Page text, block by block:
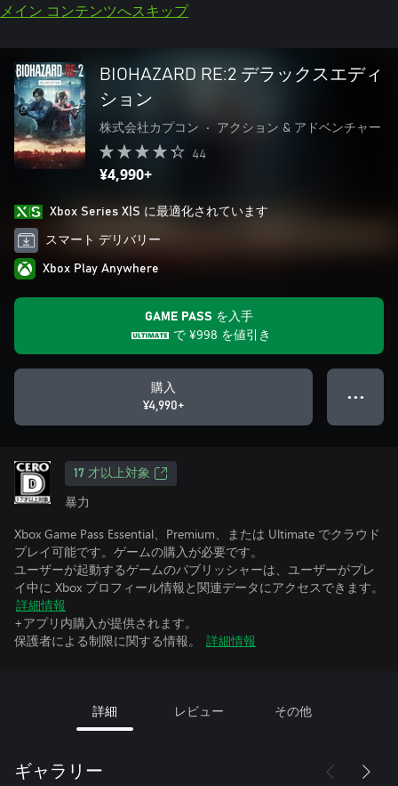
メイン コンテンツへスキップ
BIOHAZARD RE:2 デラックスエディ
ション
株式会社カプコン • アクション & アドベンチャー
44
¥4,990+
Xbox Series X|S に最適化されています
スマート デリバリー
Xbox Play Anywhere
GAME PASS を入手
で ¥998 を値引き
購入
¥4,990+
● ● ●
17 才以上対象
暴力
Xbox Game Pass Essential、Premium、または Ultimate でクラウド
プレイ可能です。ゲームの購入が必要です。
ユーザーが起動するゲームのパブリッシャーは、ユーザーがプレ
イ中に Xbox プロフィール情報と関連データにアクセスできます。
詳細情報
+アプリ内購入が提供されます。
保護者による制限に関する情報。
詳細情報
詳細 レビュー その他
ギャラリー